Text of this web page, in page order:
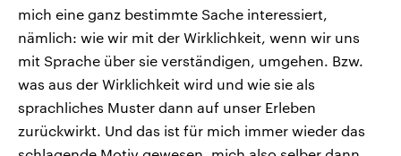
mich eine ganz bestimmte Sache interessiert,
nämlich: wie wir mit der Wirklichkeit, wenn wir uns
mit Sprache über sie verständigen, umgehen. Bzw.
was aus der Wirklichkeit wird und wie sie als
sprachliches Muster dann auf unser Erleben
zurückwirkt. Und das ist für mich immer wieder das